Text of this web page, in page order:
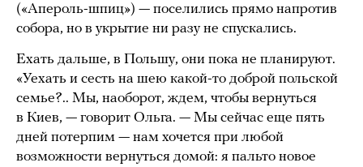
(«Апероль-шпиц») — поселились прямо напротив
собора, но в укрытие ни разу не спускались.
Ехать дальше, в Польшу, они пока не планируют.
«Уехать и сесть на шею какой-то доброй польской
семье?.. Мы, наоборот, ждем, чтобы вернуться
в Киев, — говорит Ольга. — Мы сейчас еще пять
дней потерпим — нам хочется при любой
возможности вернуться домой: я пальто новое